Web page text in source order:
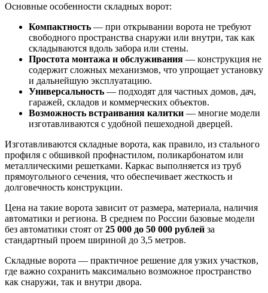
Основные особенности складных ворот:
Компактность — при открывании ворота не требуют
свободного пространства снаружи или внутри, так как
складываются вдоль забора или стены.
Простота монтажа и обслуживания — конструкция не
содержит сложных механизмов, что упрощает установку
и дальнейшую эксплуатацию.
Универсальность — подходят для частных домов, дач,
гаражей, складов и коммерческих объектов.
Возможность встраивания калитки — многие модели
изготавливаются с удобной пешеходной дверцей.
Изготавливаются складные ворота, как правило, из стального
профиля с обшивкой профнастилом, поликарбонатом или
металлическими решетками. Каркас выполняется из труб
прямоугольного сечения, что обеспечивает жесткость и
долговечность конструкции.
Цена на такие ворота зависит от размера, материала, наличия
автоматики и региона. В среднем по России базовые модели
без автоматики стоят от 25 000 до 50 000 рублей за
стандартный проем шириной до 3,5 метров.
Складные ворота — практичное решение для узких участков,
где важно сохранить максимально возможное пространство
как снаружи, так и внутри двора.